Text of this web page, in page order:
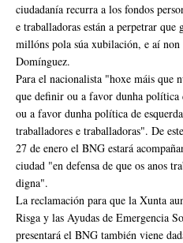
ciudadanía recurra a los fondos
e traballadoras están a perpetrar que
millóns pola súa xubilación, e aí non
Domínguez.
Para el nacionalista "hoxe máis que
que definir ou a favor dunha política
ou a favor dunha política de
traballadores e traballadoras". De
27 de enero el BNG estará
ciudad "en defensa de que os anos
digna".
La reclamación para que la Xunta
Risga y las Ayudas de Emergencia
presentará el BNG también viene